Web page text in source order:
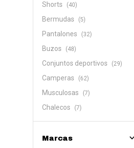
Shorts (40)
Bermudas (5)
Pantalones (32)
Buzos (48)
Conjuntos deportivos (29)
Camperas (62)
Musculosas (7)
Chalecos (7)
Marcas